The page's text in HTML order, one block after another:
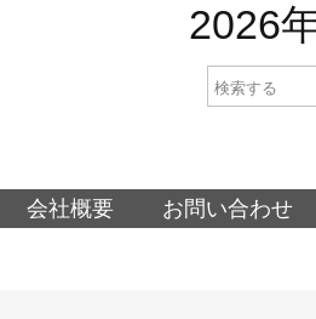
2026
会社概要 お問い合わせ